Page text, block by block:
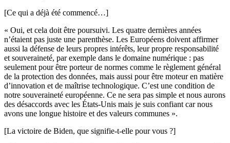
[Ce qui a déjà été commencé…]
« Oui, et cela doit être poursuivi. Les quatre dernières années
n’étaient pas juste une parenthèse. Les Européens doivent affirmer
aussi la défense de leurs propres intérêts, leur propre responsabilité
et souveraineté, par exemple dans le domaine numérique : pas
seulement pour être porteur de normes comme le règlement général
de la protection des données, mais aussi pour être moteur en matière
d’innovation et de maîtrise technologique. C’est une condition de
notre souveraineté européenne. Ce ne sera pas simple et nous aurons
des désaccords avec les États-Unis mais je suis confiant car nous
avons une longue histoire et des valeurs communes ».
[La victoire de Biden, que signifie-t-elle pour vous ?]